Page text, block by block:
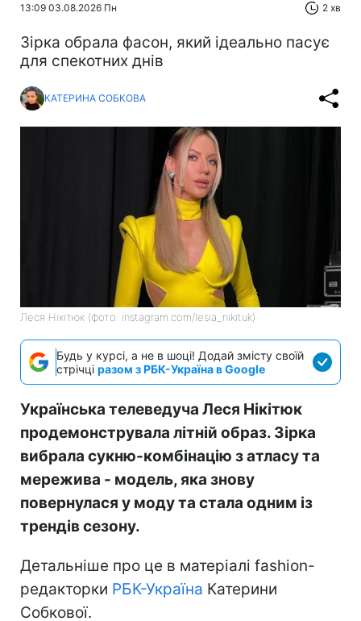
13:09 03.08.2026 Пн 2 хв
Зірка обрала фасон, який ідеально пасує
для спекотних днів
КАТЕРИНА СОБКОВА
Леся Нікітюк (фото: instagram.com/lesia_nikituk)
Будь у курсі, а не в шоці! Додай змісту своїй
стрічці разом з РБК-Україна в Google
Українська телеведуча Леся Нікітюк
продемонструвала літній образ. Зірка
вибрала сукню-комбінацію з атласу та
мережива - модель, яка знову
повернулася у моду та стала одним із
трендів сезону.
Детальніше про це в матеріалі fashion-
редакторки РБК-Україна Катерини
Собкової.